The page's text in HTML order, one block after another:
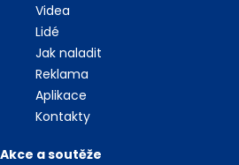
Videa
Lidé
Jak naladit
Reklama
Aplikace
Kontakty
Akce a soutěže